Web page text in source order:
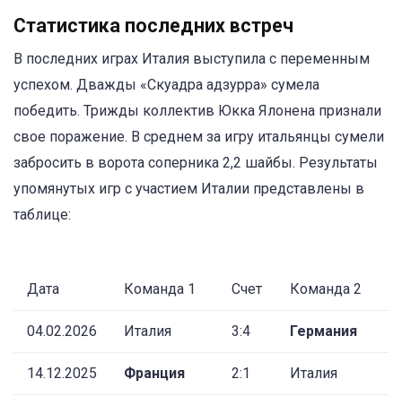
Статистика последних встреч
В последних играх Италия выступила с переменным
успехом. Дважды «Скуадра адзурра» сумела
победить. Трижды коллектив Юкка Ялонена признали
свое поражение. В среднем за игру итальянцы сумели
забросить в ворота соперника 2,2 шайбы. Результаты
упомянутых игр с участием Италии представлены в
таблице:
Дата Команда 1 Счет Команда 2
04.02.2026 Италия 3:4 Германия
14.12.2025 Франция 2:1 Италия